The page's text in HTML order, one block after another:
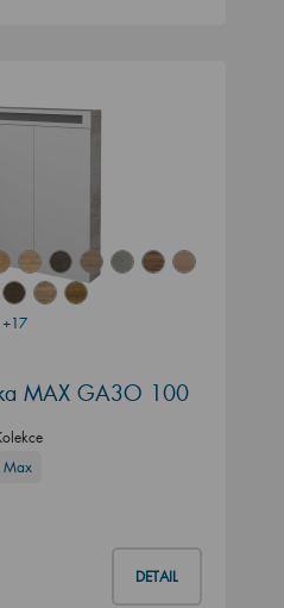
+17
MAX GA3O 100
Max
DETAIL